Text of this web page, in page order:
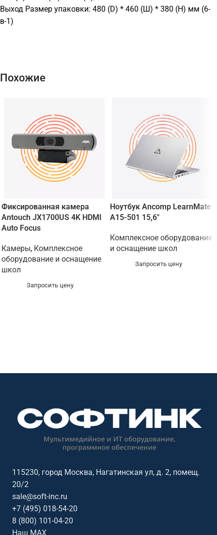
Выход Размер упаковки: 480 (D) * 460 (Ш) * 380 (H) мм (6-
в-1)
Похожие
Фиксированная камера
Antouch JX1700US 4K HDMI
Auto Focus
Камеры, Комплексное
оборудование и оснащение
школ
Запросить цену
Ноутбук Ancomp LearnMate
A15-501 15,6″
Комплексное оборудование
и оснащение школ
Запросить цену
115230, город Москва, Нагатинская ул, д. 2, помещ.
20/2
sale@soft-inc.ru
+7 (495) 018-54-20
8 (800) 101-04-20
Наш MAX